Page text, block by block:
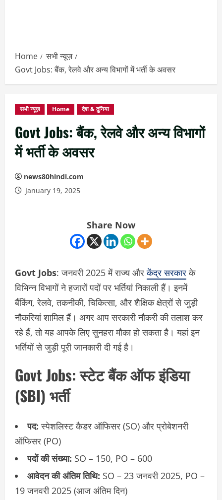
Home
सभी न्यूज़
Govt Jobs: बैंक, रेलवे और अन्य विभागों में भर्ती के अवसर
सभी न्यूज़ Home देश & दुनिया
Govt Jobs: बैंक, रेलवे और अन्य विभागों
में भर्ती के अवसर
news80hindi.com
January 19, 2025
Share Now
Govt Jobs: जनवरी 2025 में राज्य औरकेंद्र सरकारके
विभिन्न विभागों ने हजारों पदों पर भर्तियां निकाली हैं। इनमें
बैंकिंग, रेलवे, तकनीकी, चिकित्सा, और शैक्षिक क्षेत्रों से जुड़ी
नौकरियां शामिल हैं। अगर आप सरकारी नौकरी की तलाश कर
रहे हैं, तो यह आपके लिए सुनहरा मौका हो सकता है। यहां इन
भर्तियों से जुड़ी पूरी जानकारी दी गई है।
Govt Jobs: स्टेट बैंक ऑफ इंडिया
(SBI) भर्ती
पद: स्पेशलिस्ट कैडर ऑफिसर (SO) और प्रोबेशनरी
ऑफिसर (PO)
पदों की संख्या: SO – 150, PO – 600
आवेदन की अंतिम तिथि: SO – 23 जनवरी 2025, PO –
19 जनवरी 2025 (आज अंतिम दिन)